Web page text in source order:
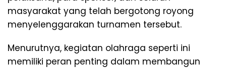
masyarakat yang telah bergotong royong
menyelenggarakan turnamen tersebut.
Menurutnya, kegiatan olahraga seperti ini
memiliki peran penting dalam membangun